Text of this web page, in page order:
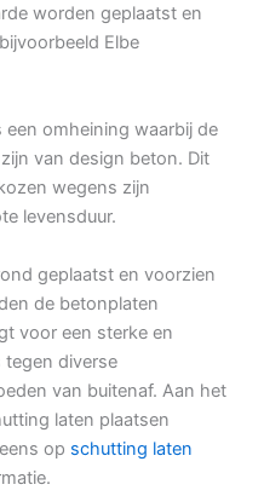
worden geplaatst en
Elbe
omheining waarbij de
van design beton. Dit
wegens zijn
levensduur.
geplaatst en voorzien
de betonplaten
voor een sterke en
tegen diverse
van buitenaf. Aan het
laten plaatsen
op schutting laten